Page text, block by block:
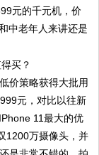
元的千元机，价
中老年人来讲还是
价策略获得大批用
元，对比以往新
11最大的优
1200万摄像头，并